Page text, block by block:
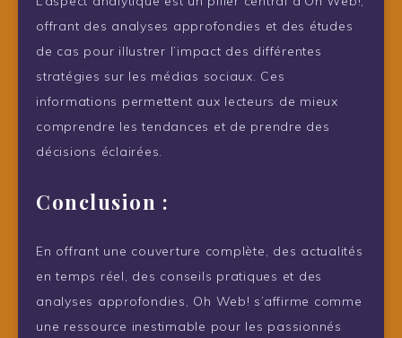
offrant des analyses approfondies et des études
de cas pour illustrer l’impact des différentes
stratégies sur les médias sociaux. Ces
informations permettent aux lecteurs de mieux
comprendre les tendances et de prendre des
décisions éclairées.
Conclusion :
En offrant une couverture complète, des actualités
en temps réel, des conseils pratiques et des
analyses approfondies, Oh Web! s’affirme comme
une ressource inestimable pour les passionnés